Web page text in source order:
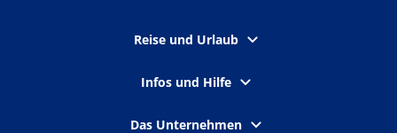
Reise und Urlaub
Infos und Hilfe
Das Unternehmen